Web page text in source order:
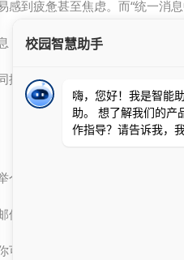
感到疲惫甚至焦虑。而“统一消
，而“排名”则可以帮助我们快
提升我们的信息处理效率。
个例子来说，假设你是一个忙碌
件、会议安排、项目进度等信息
可能会经常错过重要的通知，或